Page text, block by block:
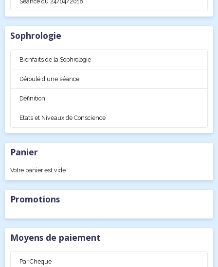
Sophrologie
Bienfaits de la Sophrologie
Déroulé d'une séance
Définition
Etats et Niveaux de Conscience
Panier
Votre panier est vide
Promotions
Moyens de paiement
Par Chèque